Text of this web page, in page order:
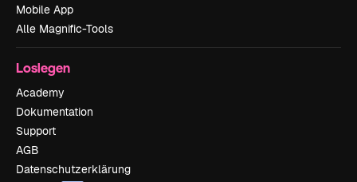
Mobile App
Alle Magnific-Tools
Loslegen
Academy
Dokumentation
Support
AGB
Datenschutzerklärung